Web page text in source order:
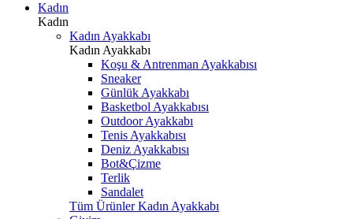
Kadın
Kadın
Kadın Ayakkabı
Kadın Ayakkabı
Koşu & Antrenman Ayakkabısı
Sneaker
Günlük Ayakkabı
Basketbol Ayakkabısı
Outdoor Ayakkabı
Tenis Ayakkabısı
Deniz Ayakkabısı
Bot&Çizme
Terlik
Sandalet
Tüm Ürünler Kadın Ayakkabı